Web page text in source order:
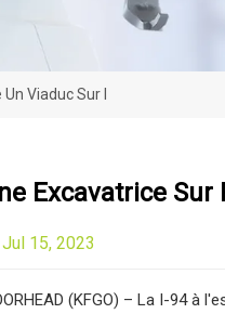
Viaduc Sur I
Excavatrice
Jul 15, 2023
(KFGO) – La I-94 à